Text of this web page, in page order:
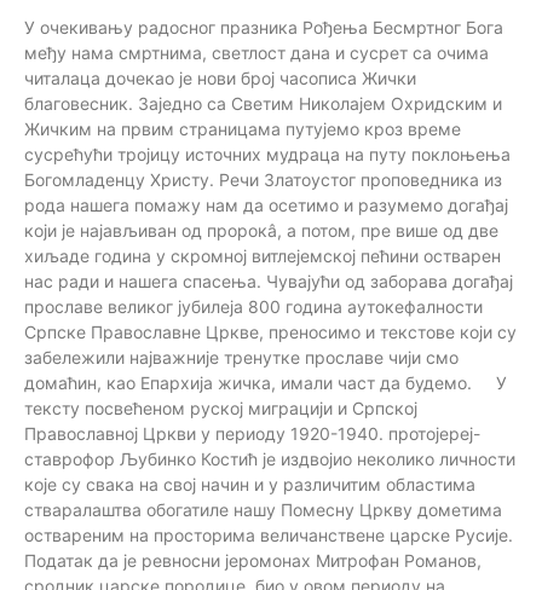
У очекивању радосног празника Рођења Бесмртног Бога
међу нама смртнима, светлост дана и сусрет са очима
читалаца дочекао је нови број часописа Жички
благовесник. Заједно са Светим Николајем Охридским и
Жичким на првим страницама путујемо кроз време
сусрећући тројицу источних мудраца на путу поклоњења
Богомладенцу Христу. Речи Златоустог проповедника из
рода нашега помажу нам да осетимо и разумемо догађај
који је најављиван од пророкâ, а потом, пре више од две
хиљаде година у скромној витлејемској пећини остварен
нас ради и нашега спасења. Чувајући од заборава догађај
прославе великог јубилеја 800 година аутокефалности
Српске Православне Цркве, преносимо и текстове који су
забележили најважније тренутке прославе чији смо
домаћин, као Епархија жичка, имали част да будемо. У
тексту посвећеном руској миграцији и Српској
Православној Цркви у периоду 1920-1940. протојереј-
ставрофор Љубинко Костић је издвојио неколико личности
које су свака на свој начин и у различитим областима
стваралаштва обогатиле нашу Помесну Цркву дометима
оствареним на просторима величанствене царске Русије.
Податак да је ревносни јеромонах Митрофан Романов,
сродник царске породице, био у овом периоду на